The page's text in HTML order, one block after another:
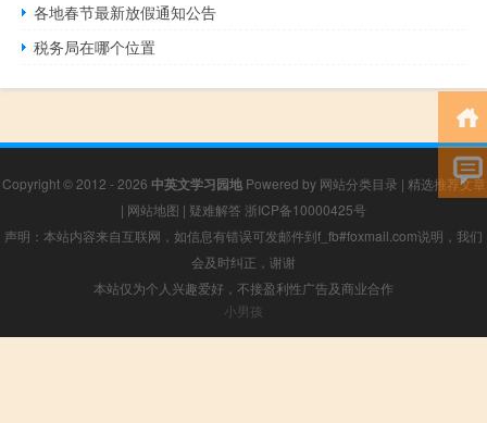
各地春节最新放假通知公告
税务局在哪个位置
Copyright © 2012 - 2026 中英文学习园地Powered by 网站分类目录 | 精选推荐文章
| 网站地图 | 疑难解答 浙ICP备10000425号
声明：本站内容来自互联网，如信息有错误可发邮件到f_fb#foxmail.com说明，我们
会及时纠正，谢谢
本站仅为个人兴趣爱好，不接盈利性广告及商业合作
小男孩